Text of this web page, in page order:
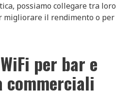
possiamo collegare tra loro
migliorare il rendimento o per
per bar e